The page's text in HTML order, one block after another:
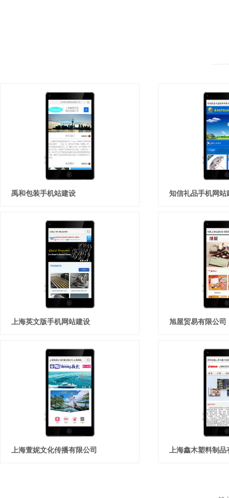
禹和包装手机站建设 知信礼品手机网站
上海英文版手机网站建设 旭屋贸易有限公司
上海萱妮文化传播有限公司 上海鑫木塑料制品